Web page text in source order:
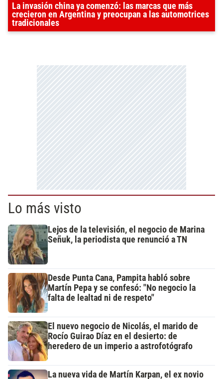
La invasión china ya comenzó: las marcas que más
crecieron en Argentina y preocupan a las automotrices
tradicionales
Lo más visto
Lejos de la televisión, el negocio de Marina
Señuk, la periodista que renunció a TN
Desde Punta Cana, Pampita habló sobre
Martín Pepa y se confesó: "No negocio la
falta de lealtad ni de respeto"
El nuevo negocio de Nicolás, el marido de
Rocío Guirao Díaz en el desierto: de
heredero de un imperio a astrofotógrafo
La nueva vida de Martín Karpan, el ex novio